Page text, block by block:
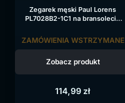
Zegarek męski Paul Lorens
PL7028B2-1C1 na bransolecie
114,99 zł
ZAMÓWIENIA WSTRZYMANE
Zobacz produkt